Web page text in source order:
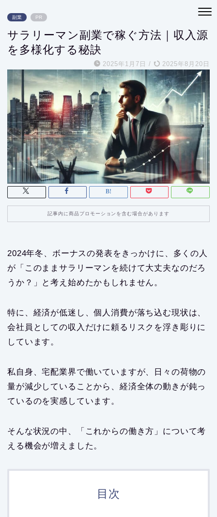
副業 PR
サラリーマン副業で稼ぐ方法｜収入源
を多様化する秘訣
2025年1月7日 / 2025年8月20日
記事内に商品プロモーションを含む場合があります
2024年冬、ボーナスの発表をきっかけに、多くの人
が「このままサラリーマンを続けて大丈夫なのだろ
うか？」と考え始めたかもしれません。
特に、経済が低迷し、個人消費が落ち込む現状は、
会社員としての収入だけに頼るリスクを浮き彫りに
しています。
私自身、宅配業界で働いていますが、日々の荷物の
量が減少していることから、経済全体の動きが鈍っ
ているのを実感しています。
そんな状況の中、「これからの働き方」について考
える機会が増えました。
目次